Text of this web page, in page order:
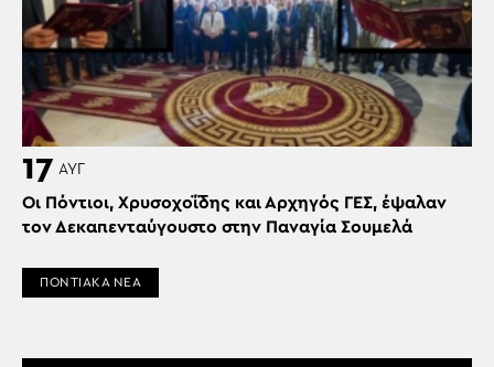
17 ΑΥΓ
Οι Πόντιοι, Χρυσοχοΐδης και Αρχηγός ΓΕΣ, έψαλαν
τον Δεκαπενταύγουστο στην Παναγία Σουμελά
ΠΟΝΤΙΑΚΑ ΝΕΑ